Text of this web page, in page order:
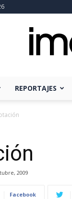
REPORTAJES
2009
Facebook